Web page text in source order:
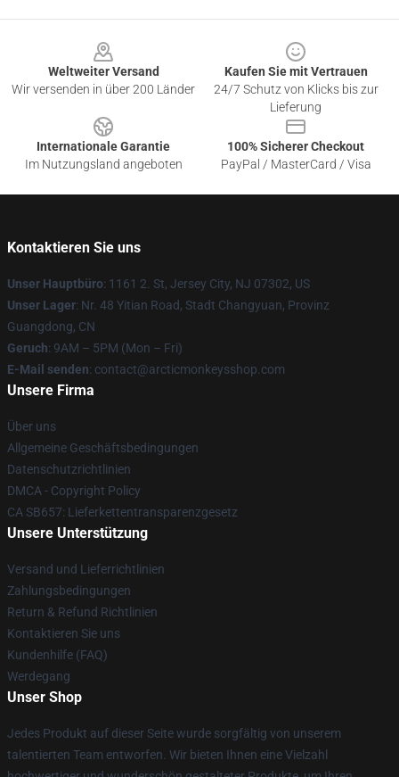
Weltweiter Versand
Wir versenden in über 200 Länder
Kaufen Sie mit Vertrauen
24/7 Schutz von Klicks bis zur
Lieferung
Internationale Garantie
Im Nutzungsland angeboten
100% Sicherer Checkout
PayPal / MasterCard / Visa
Kontaktieren Sie uns
Unser Hauptbüro: 1161 2. St, Jersey City, NJ 07302, US
Unser Lager: Nr. 48 Yitian Road, Stadt Changyuan, Provinz
Guangdong, CN
Geruch: 9AM – 5PM (Mon – Fri)
E-Mail senden: contact@arcticmonkeysshop.com
Unsere Firma
Über uns
Allgemeine Geschäftsbedingungen
Datenschutzrichtlinien
DMCA - Copyright Policy
CA SB657: Lieferkettentransparenzgesetz
Unsere Unterstützung
Versand und Lieferrichtlinien
Zahlungsbedingungen
Return & Refund Richtlinien
Kontaktieren Sie uns
Kundenhilfe (FAQ)
Werdegang
Unser Shop
Jedes Produkt auf dieser Seite wurde sorgfältig von unserem
talentierten Team entworfen. Wir bieten Ihnen eine Vielzahl